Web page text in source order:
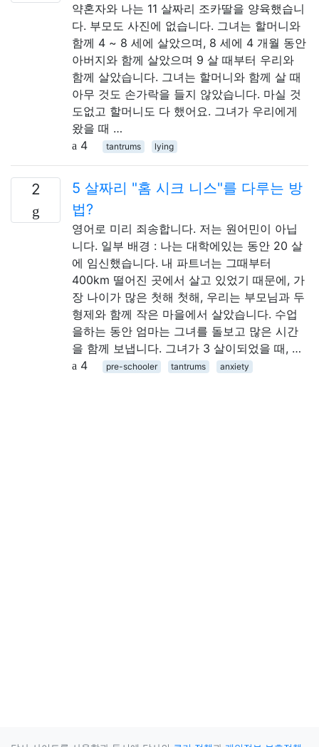
약혼자와 나는 11 살짜리 조카딸을 양육했습니
다. 부모도 사진에 없습니다. 그녀는 할머니와
함께 4 ~ 8 세에 살았으며, 8 세에 4 개월 동안
아버지와 함께 살았으며 9 살 때부터 우리와
함께 살았습니다. 그녀는 할머니와 함께 살 때
아무 것도 손가락을 들지 않았습니다. 마실 것
도없고 할머니도 다 했어요. 그녀가 우리에게
왔을 때 …
4
tantrums lying
2
5 살짜리 "홈 시크 니스"를 다루는 방
법?
영어로 미리 죄송합니다. 저는 원어민이 아닙
니다. 일부 배경 : 나는 대학에있는 동안 20 살
에 임신했습니다. 내 파트너는 그때부터
400km 떨어진 곳에서 살고 있었기 때문에, 가
장 나이가 많은 첫해 첫해, 우리는 부모님과 두
형제와 함께 작은 마을에서 살았습니다. 수업
을하는 동안 엄마는 그녀를 돌보고 많은 시간
을 함께 보냅니다. 그녀가 3 살이되었을 때, …
4
pre-schooler tantrums anxiety